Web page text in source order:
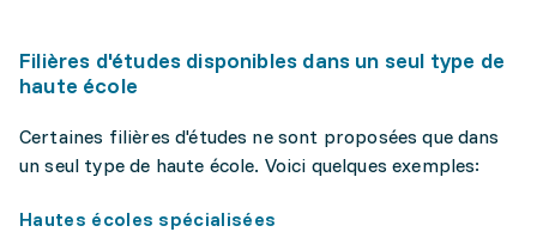
Filières d'études disponibles dans un seul type de
haute école
Certaines filières d'études ne sont proposées que dans
un seul type de haute école. Voici quelques exemples:
Hautes écoles spécialisées